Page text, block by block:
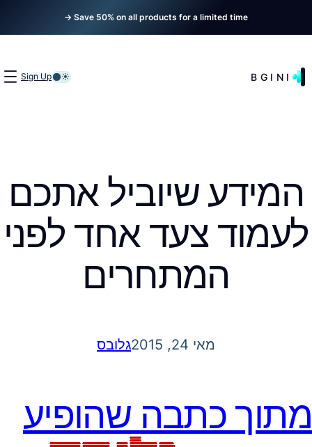
Save 50% on all products for a limited time →
BGINI
Sign Up
המידע שיוביל אתכם
לעמוד צעד אחד לפני
המתחרים
מאי 24, 2015 גלובס
מתוך כתבה שהופיע